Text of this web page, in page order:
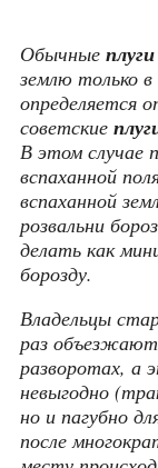
Обычные плуги
землю только
определяется
советские
В этом случае
вспаханной
вспаханной
розвальни
делать как
борозду.
Владельцы
раз
разворотах, а
невыгодно
но и пагубно
после